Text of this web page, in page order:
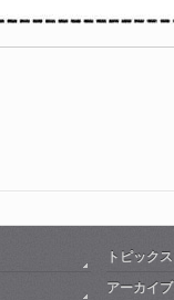
トピックス
アーカイブ